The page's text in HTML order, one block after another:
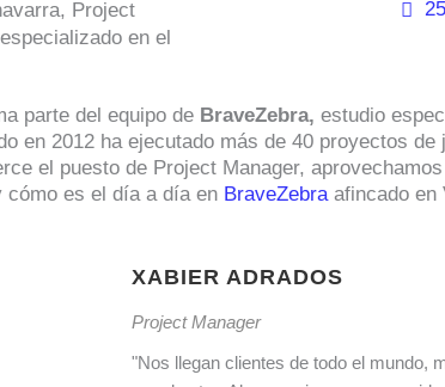
Project
en el
parte del equipo de BraveZebra, estudio
en 2012 ha ejecutado más de 40 proyectos
el puesto de Project Manager,
cómo es el día a día en BraveZebraafincado en
XABIER ADRADOS
Project Manager
"Nos llegan clientes de todo el mundo,